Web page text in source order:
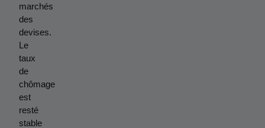
marchés
des
devises.
Le
taux
de
chômage
est
resté
stable